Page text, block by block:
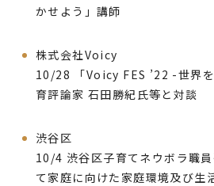
かせよう」講師
株式会社Voicy
10/28 「Voicy FES ’22 -世界
育評論家 石田勝紀氏等と対談
渋谷区
10/4 渋谷区子育てネウボラ職
て家庭に向けた家庭環境及び生